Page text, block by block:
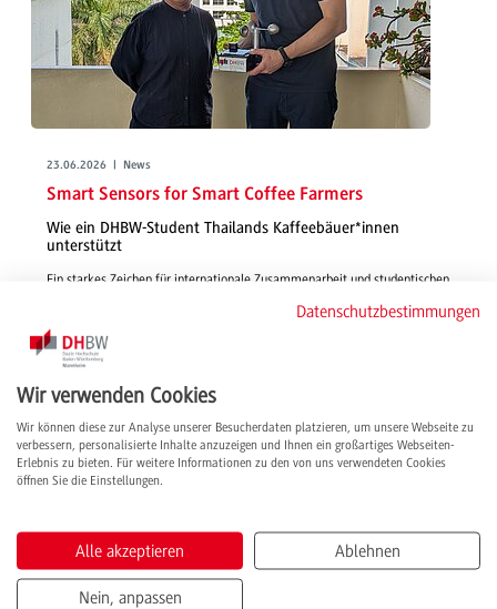
23.06.2026 | News
Smart Sensors for Smart Coffee Farmers
Wie ein DHBW-Student Thailands Kaffeebäuer*innen
unterstützt
Ein starkes Zeichen für internationale Zusammenarbeit und studentischen
Innovationsgeist: Die in einer Studienarbeit entwickelte Sensorbox soll
Umweltdaten nachhaltig zu sichern.
weiterlesen
Datenschutzbestimmungen
Wir verwenden Cookies
Wir können diese zur Analyse unserer Besucherdaten platzieren, um unsere Webseite zu
verbessern, personalisierte Inhalte anzuzeigen und Ihnen ein großartiges Webseiten-
Erlebnis zu bieten. Für weitere Informationen zu den von uns verwendeten Cookies
öffnen Sie die Einstellungen.
Alle akzeptieren Ablehnen
Nein, anpassen